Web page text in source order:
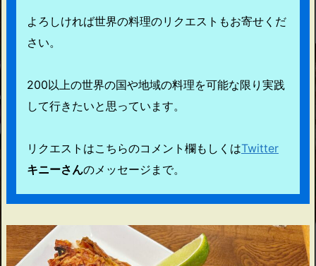
よろしければ世界の料理のリクエストもお寄せくだ
さい。
200以上の世界の国や地域の料理を可能な限り実践
して行きたいと思っています。
リクエストはこちらのコメント欄もしくはTwitter
キニーさんのメッセージまで。